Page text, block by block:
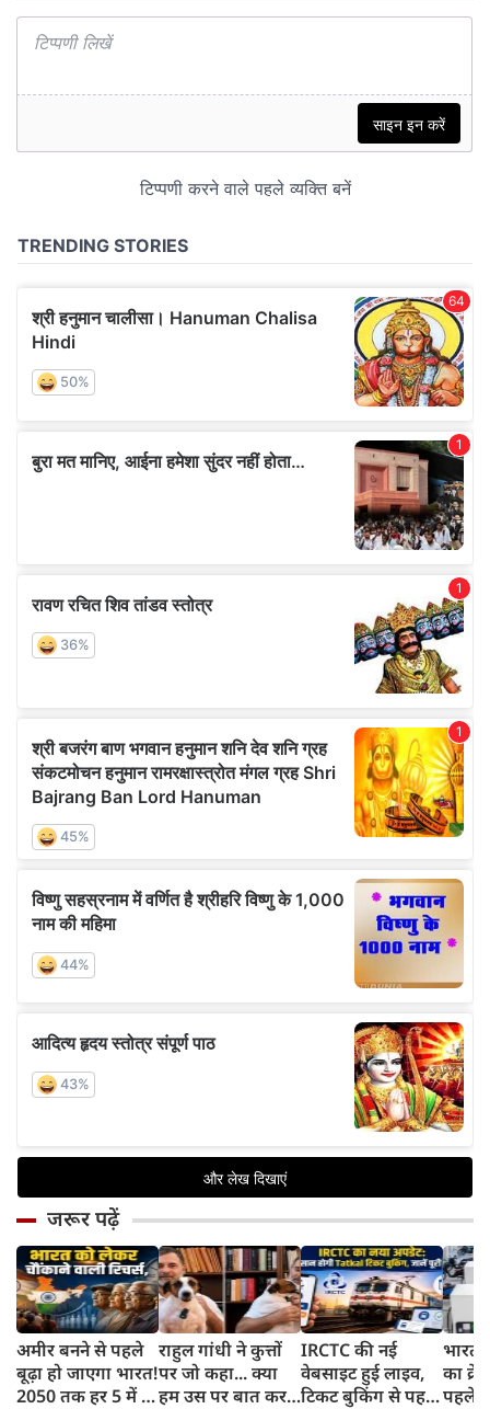
जरूर पढ़ें
अमीर बनने से पहले
बूढ़ा हो जाएगा भारत!
2050 तक हर 5 में 1
राहुल गांधी ने कुत्तों
पर जो कहा... क्या
हम उस पर बात कर
IRCTC की नई
वेबसाइट हुई लाइव,
टिकट बुकिंग से पहले
भारत
का
पहले